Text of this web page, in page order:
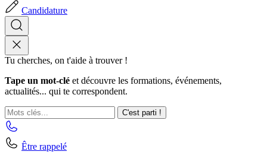
Candidature
Tu cherches, on t'aide à trouver !
Tape un mot-clé et découvre les formations, événements,
actualités... qui te correspondent.
C'est parti !
Être rappelé